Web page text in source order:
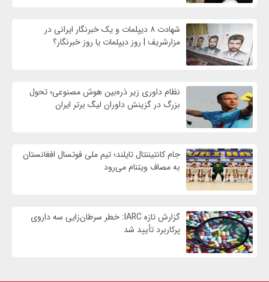
شهادت ۸ دیپلمات و یک خبرنگار ایرانی در
مزارشریف | روز دیپلمات یا روز خبرنگار؟
نظام داوری زیر ذره‌بین هوش مصنوعی؛ تحول
بزرگ در گزینش داوران لیگ برتر ایران
جام کانتیننتال تایلند؛ تیم ملی فوتسال افغانستان
به مصاف ویتنام می‌رود
گزارش تازه IARC: خطر سرطان‌زایی سه داروی
پرکاربرد تأیید شد